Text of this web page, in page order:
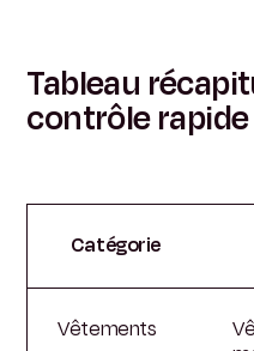
Tableau
contrôle rapide
Catégorie
Vêtements